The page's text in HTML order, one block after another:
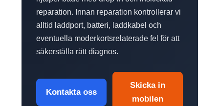
reparation. Innan reparation kontrollerar vi
alltid laddport, batteri, laddkabel och
eventuella moderkortsrelaterade fel för att
säkerställa rätt diagnos.
Kontakta oss
Skicka in
mobilen